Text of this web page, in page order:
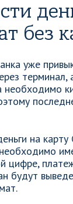
без
уже
необходимо
на
цифре,
будут